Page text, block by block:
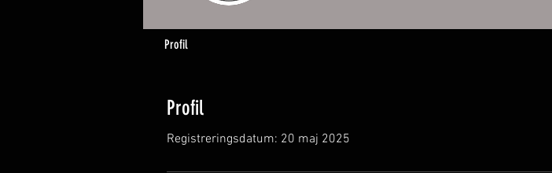
Profil
Registreringsdatum: 20 maj 2025
Profil